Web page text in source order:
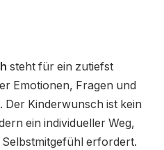
steht für ein zutiefst
Emotionen, Fragen und
Kinderwunsch ist kein
ein individueller Weg,
erfordert.